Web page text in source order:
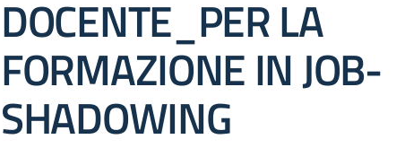
DOCENTE_PER LA
FORMAZIONE IN JOB-
SHADOWING